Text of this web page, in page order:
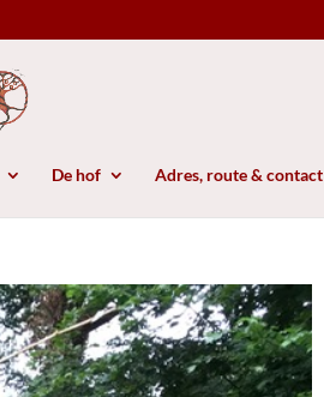
De hof Adres, route & contact